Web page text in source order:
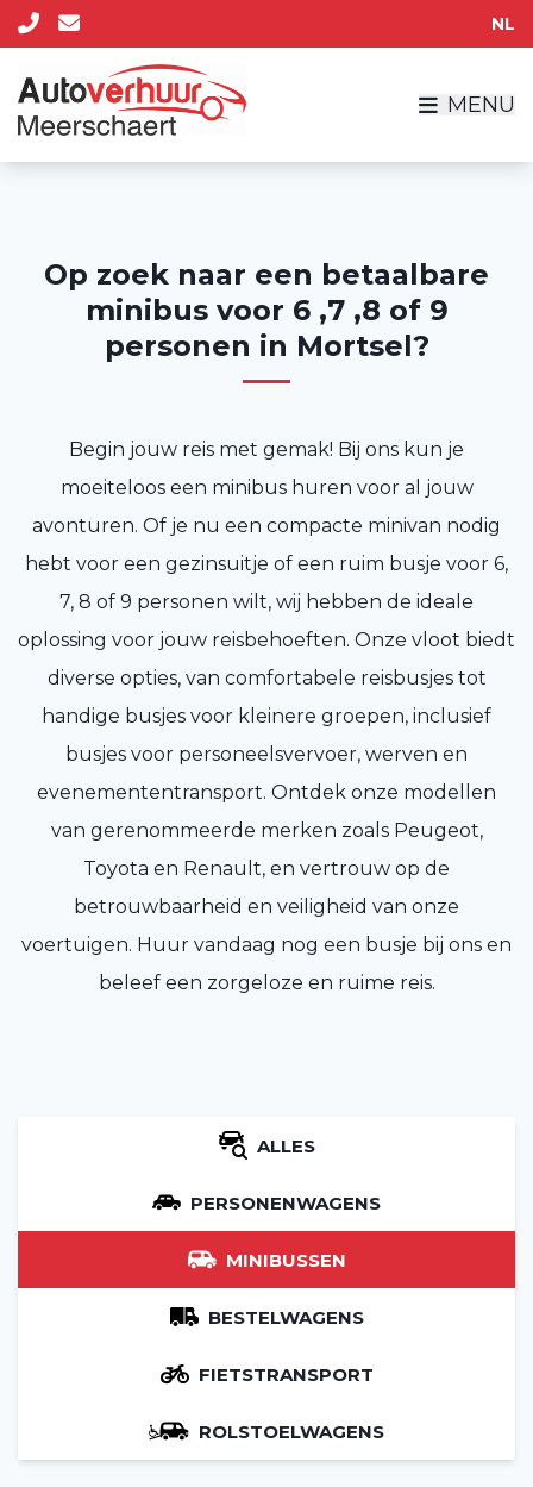
NL
MENU
Op zoek naar een betaalbare
minibus voor 6 ,7 ,8 of 9
personen in Mortsel?
Begin jouw reis met gemak! Bij ons kun je
moeiteloos een minibus huren voor al jouw
avonturen. Of je nu een compacte minivan nodig
hebt voor een gezinsuitje of een ruim busje voor 6,
7, 8 of 9 personen wilt, wij hebben de ideale
oplossing voor jouw reisbehoeften. Onze vloot biedt
diverse opties, van comfortabele reisbusjes tot
handige busjes voor kleinere groepen, inclusief
busjes voor personeelsvervoer, werven en
evenemententransport. Ontdek onze modellen
van gerenommeerde merken zoals Peugeot,
Toyota en Renault, en vertrouw op de
betrouwbaarheid en veiligheid van onze
voertuigen. Huur vandaag nog een busje bij ons en
beleef een zorgeloze en ruime reis.
ALLES
PERSONENWAGENS
MINIBUSSEN
BESTELWAGENS
FIETSTRANSPORT
ROLSTOELWAGENS